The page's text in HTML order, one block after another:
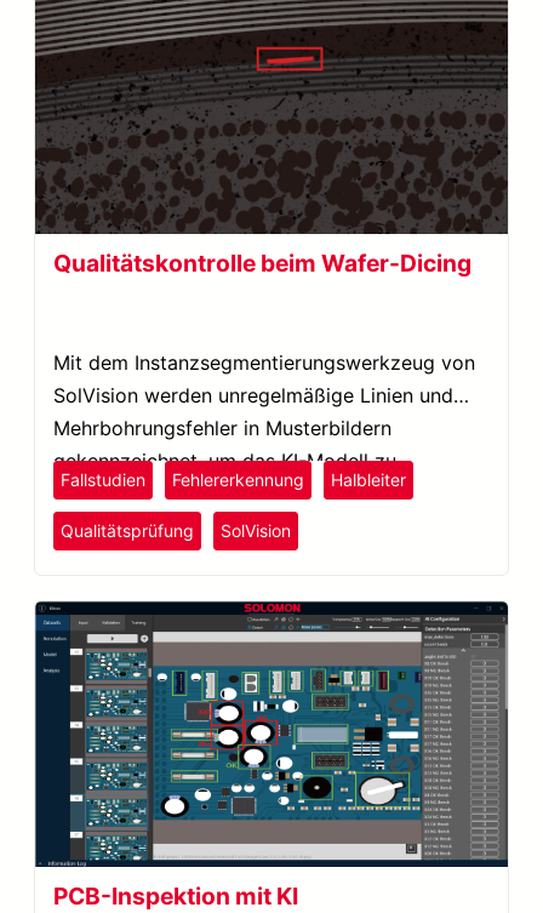
Qualitätskontrolle beim Wafer-Dicing
Mit dem Instanzsegmentierungswerkzeug von
SolVision werden unregelmäßige Linien und
Mehrbohrungsfehler in Musterbildern
gekennzeichnet, um das KI-Modell zu
trainieren.
Fallstudien Fehlererkennung Halbleiter
Qualitätsprüfung SolVision
PCB-Inspektion mit KI